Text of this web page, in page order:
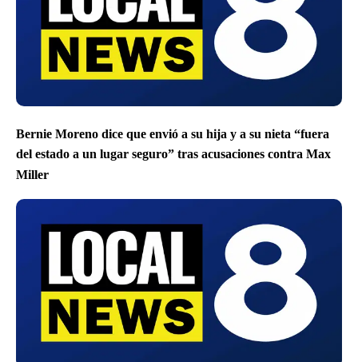
Bernie Moreno dice que envió a su hija y a su nieta “fuera
del estado a un lugar seguro” tras acusaciones contra Max
Miller